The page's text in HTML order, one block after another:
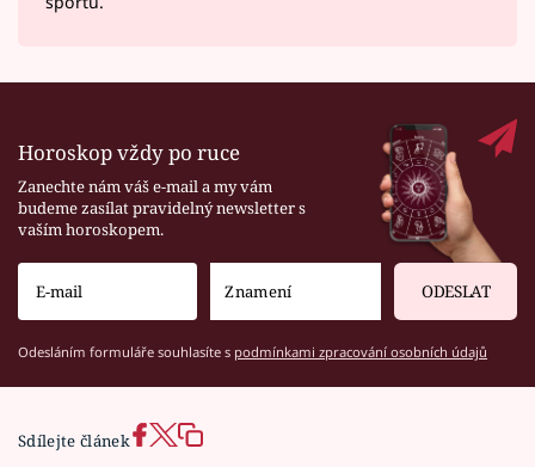
Horoskop vždy po ruce
Zanechte nám váš e-mail a my vám
budeme zasílat pravidelný newsletter s
vaším horoskopem.
ODESLAT
Odesláním formuláře souhlasíte s podmínkami zpracování osobních údajů
Sdílejte článek